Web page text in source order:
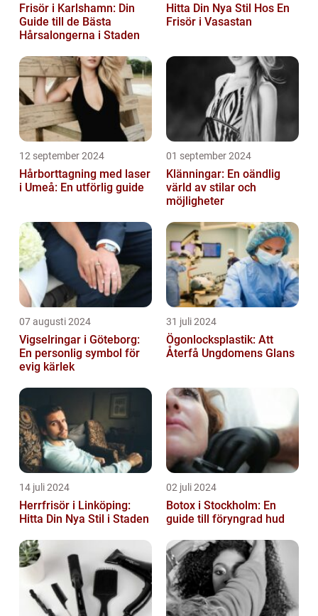
Frisör i Karlshamn: Din
Guide till de Bästa
Hårsalongerna i Staden
Hitta Din Nya Stil Hos En
Frisör i Vasastan
12 september 2024
Hårborttagning med laser
i Umeå: En utförlig guide
01 september 2024
Klänningar: En oändlig
värld av stilar och
möjligheter
07 augusti 2024
Vigselringar i Göteborg:
En personlig symbol för
evig kärlek
31 juli 2024
Ögonlocksplastik: Att
Återfå Ungdomens Glans
14 juli 2024
Herrfrisör i Linköping:
Hitta Din Nya Stil i Staden
02 juli 2024
Botox i Stockholm: En
guide till föryngrad hud